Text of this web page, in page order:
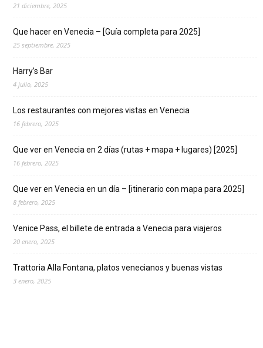
21 diciembre, 2025
Que hacer en Venecia – [Guía completa para 2025]
25 septiembre, 2025
Harry’s Bar
4 julio, 2025
Los restaurantes con mejores vistas en Venecia
16 febrero, 2025
Que ver en Venecia en 2 días (rutas + mapa + lugares) [2025]
16 febrero, 2025
Que ver en Venecia en un día – [itinerario con mapa para 2025]
8 febrero, 2025
Venice Pass, el billete de entrada a Venecia para viajeros
20 enero, 2025
Trattoria Alla Fontana, platos venecianos y buenas vistas
3 enero, 2025